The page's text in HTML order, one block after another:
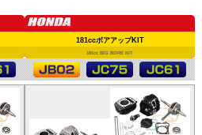
181ccボアアップKIT
181cc BIG BORE KIT